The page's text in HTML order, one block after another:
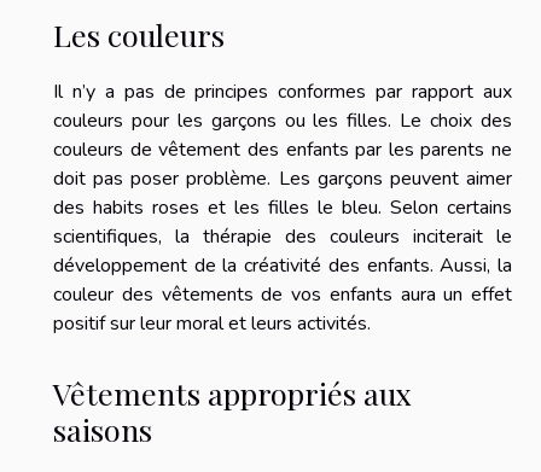
Les couleurs
Il n’y a pas de principes conformes par rapport aux
couleurs pour les garçons ou les filles. Le choix des
couleurs de vêtement des enfants par les parents ne
doit pas poser problème. Les garçons peuvent aimer
des habits roses et les filles le bleu. Selon certains
scientifiques, la thérapie des couleurs inciterait le
développement de la créativité des enfants. Aussi, la
couleur des vêtements de vos enfants aura un effet
positif sur leur moral et leurs activités.
Vêtements appropriés aux
saisons